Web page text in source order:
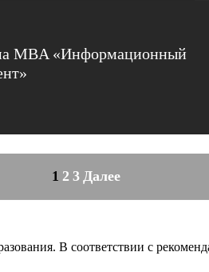
MBA «Информационный
1 2 3 Далее
В соответствии с